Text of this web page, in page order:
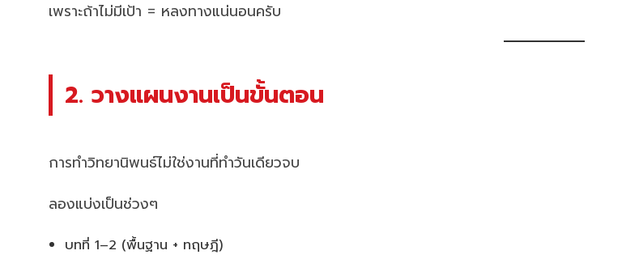
เพราะถ้าไม่มีเป้า = หลงทางแน่นอนครับ
2. วางแผนงานเป็นขั้นตอน
การทำวิทยานิพนธ์ไม่ใช่งานที่ทำวันเดียวจบ
ลองแบ่งเป็นช่วงๆ
บทที่ 1–2 (พื้นฐาน + ทฤษฎี)